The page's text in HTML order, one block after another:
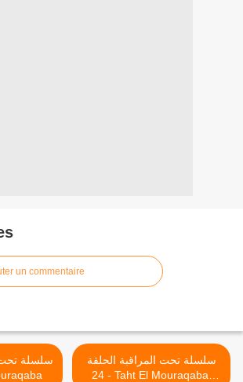
un commentaire
سلسلة تحت المراقبة الحلقة
24 - Taht El Mouraqaba,